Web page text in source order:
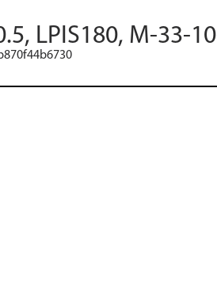
LPIS180, M-33-